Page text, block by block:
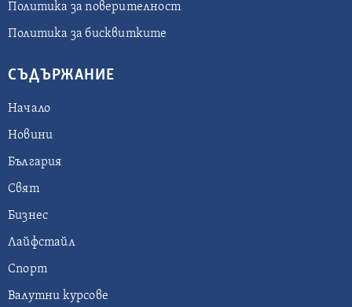
Политика за поверителност
Политика за бисквитките
СЪДЪРЖАНИЕ
Начало
Новини
България
Свят
Бизнес
Лайфстайл
Спорт
Валутни курсове